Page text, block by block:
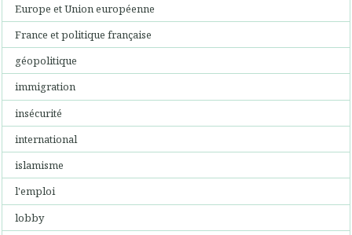
Europe et Union européenne
France et politique française
géopolitique
immigration
insécurité
international
islamisme
l'emploi
lobby